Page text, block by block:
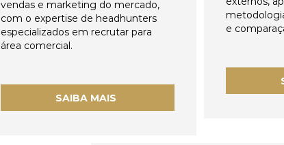
vendas e marketing do mercado,
com o expertise de headhunters
especializados em recrutar para
área comercial.
SAIBA MAIS
e